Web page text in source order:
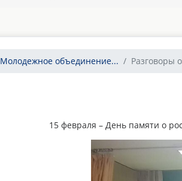
Молодежное объединение...
15 февраля – День памяти о